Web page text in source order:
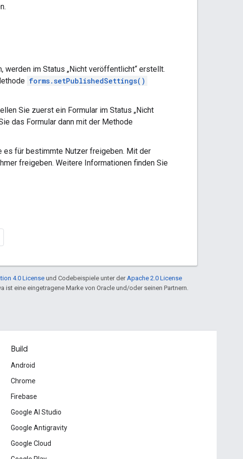
werden im Status „Nicht veröffentlicht“ erstellt.
forms.setPublishedSettings()
Sie zuerst ein Formular im Status „Nicht
das Formular dann mit der Methode
es für bestimmte Nutzer freigeben. Mit der
freigeben. Weitere Informationen finden Sie
4.0 Licenseund Codebeispiele unter der Apache 2.0 License
ist eine eingetragene Marke von Oracle und/oder seinen Partnern.
Build
Android
Chrome
Firebase
Google AI Studio
Google Antigravity
Google Cloud